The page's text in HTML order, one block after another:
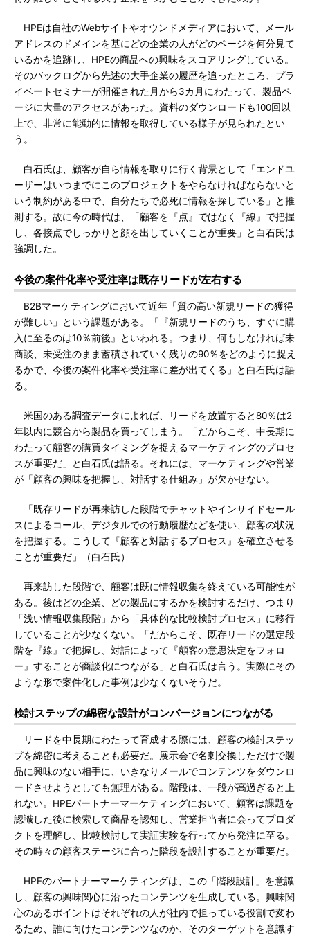
HPEは自社のWebサイトやオウンドメディアにおいて、メール
アドレスのドメインを基にどの企業の人がどのページを何分見て
いるかを追跡し、HPEの商品への興味をスコアリングしている。
そのバックログから先述の大手企業の履歴を追ったところ、プラ
イベートセミナーが開催された月から3カ月にわたって、製品ペ
ージに大量のアクセスがあった。資料のダウンロードも100回以
上で、非常に能動的に情報を取得している様子が見られたとい
う。
白石氏は、顧客が自ら情報を取りに行く背景として「エンドユ
ーザーはいつまでにこのプロジェクトをやらなければならないと
いう制約がある中で、自分たちで必死に情報を探している」と推
測する。故に今の時代は、「顧客を『点』ではなく『線』で把握
し、各接点でしっかりと顔を出していくことが重要」と白石氏は
強調した。
今後の案件化率や受注率は既存リードが左右する
B2Bマーケティングにおいて近年「質の高い新規リードの獲得
が難しい」という課題がある。「『新規リードのうち、すぐに購
入に至るのは10％前後』といわれる。つまり、何もしなければ未
商談、未受注のまま蓄積されていく残りの90％をどのように捉え
るかで、今後の案件化率や受注率に差が出てくる」と白石氏は語
る。
米国のある調査データによれば、リードを放置すると80％は2
年以内に競合から製品を買ってしまう。「だからこそ、中長期に
わたって顧客の購買タイミングを捉えるマーケティングのプロセ
スが重要だ」と白石氏は語る。それには、マーケティングや営業
が「顧客の興味を把握し、対話する仕組み」が欠かせない。
「既存リードが再来訪した段階でチャットやインサイドセール
スによるコール、デジタルでの行動履歴などを使い、顧客の状況
を把握する。こうして『顧客と対話するプロセス』を確立させる
ことが重要だ」（白石氏）
再来訪した段階で、顧客は既に情報収集を終えている可能性が
ある。後はどの企業、どの製品にするかを検討するだけ、つまり
「浅い情報収集段階」から「具体的な比較検討プロセス」に移行
していることが少なくない。「だからこそ、既存リードの選定段
階を『線』で把握し、対話によって『顧客の意思決定をフォロ
ー』することが商談化につながる」と白石氏は言う。実際にその
ような形で案件化した事例は少なくないそうだ。
検討ステップの綿密な設計がコンバージョンにつながる
リードを中長期にわたって育成する際には、顧客の検討ステッ
プを綿密に考えることも必要だ。展示会で名刺交換しただけで製
品に興味のない相手に、いきなりメールでコンテンツをダウンロ
ードさせようとしても無理がある。階段は、一段が高過ぎると上
れない。HPEパートナーマーケティングにおいて、顧客は課題を
認識した後に検索して商品を認知し、営業担当者に会ってプロダ
クトを理解し、比較検討して実証実験を行ってから発注に至る。
その時々の顧客ステージに合った階段を設計することが重要だ。
HPEのパートナーマーケティングは、この「階段設計」を意識
し、顧客の興味関心に沿ったコンテンツを生成している。興味関
心のあるポイントはそれぞれの人が社内で担っている役割で変わ
るため、誰に向けたコンテンツなのか、そのターゲットを意識す